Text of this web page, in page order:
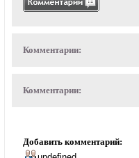
Комментарии:
Комментарии:
Добавить комментарий: